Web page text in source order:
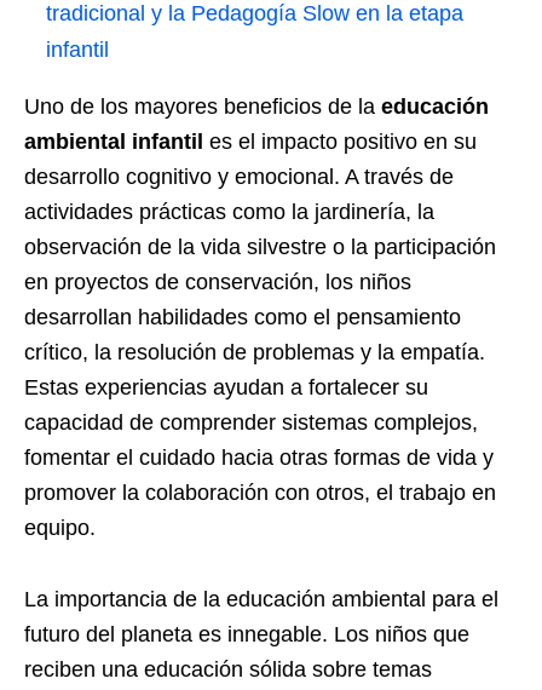
tradicional y la Pedagogía Slow en la etapa
infantil
Uno de los mayores beneficios de la educación
ambiental infantil es el impacto positivo en su
desarrollo cognitivo y emocional. A través de
actividades prácticas como la jardinería, la
observación de la vida silvestre o la participación
en proyectos de conservación, los niños
desarrollan habilidades como el pensamiento
crítico, la resolución de problemas y la empatía.
Estas experiencias ayudan a fortalecer su
capacidad de comprender sistemas complejos,
fomentar el cuidado hacia otras formas de vida y
promover la colaboración con otros, el trabajo en
equipo.
La importancia de la educación ambiental para el
futuro del planeta es innegable. Los niños que
reciben una educación sólida sobre temas